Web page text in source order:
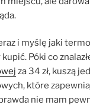
i myślę jaki
Póki co
za 34 zł, kuszą
które
nie mam